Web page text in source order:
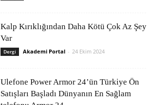
Kalp Kırıklığından Daha Kötü Çok Az Şey
Var
Dergi Akademi Portal - 24 Ekim 2024
Ulefone Power Armor 24’ün Türkiye Ön
Satışları Başladı Dünyanın En Sağlam